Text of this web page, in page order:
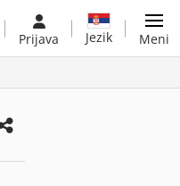
Prijava Jezik Meni